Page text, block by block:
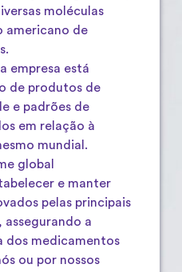
moléculas
americano de
empresa está
de produtos de
e padrões de
em relação à
mundial.
global
e manter
pelas principais
assegurando a
dos medicamentos
ou por nossos